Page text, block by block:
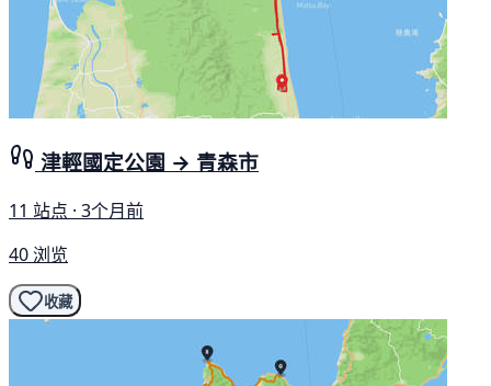
津輕國定公園 → 青森市
11 站点 · 3个月前
40 浏览
收藏